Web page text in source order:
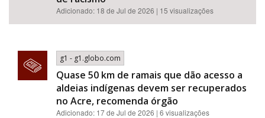
Adicionado: 18 de Jul de 2026 | 15 visualizações
g1 - g1.globo.com
Quase 50 km de ramais que dão acesso a
aldeias indígenas devem ser recuperados
no Acre, recomenda órgão
Adicionado: 17 de Jul de 2026 | 6 visualizações